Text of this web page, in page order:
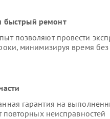
быстрый ремонт
позволяют провести
минимизируя время без
гарантия на
повторных неисправностей